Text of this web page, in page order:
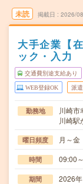
未読 掲載日 2026/
大手企業【
ック・入力
交通費別途支給あり
WEB登録OK 派遣
勤務地
川崎市
川崎駅
曜日頻度 月～
時間 09:00
期間 2026